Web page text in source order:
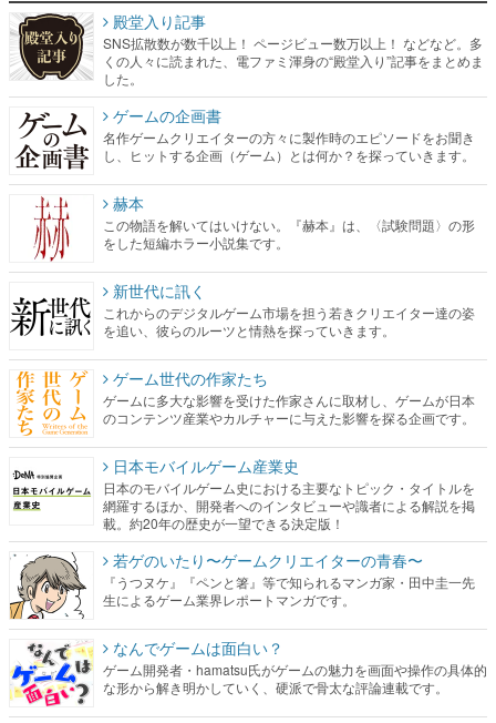
殿堂入り記事
SNS拡散数が数千以上！ ページビュー数万以上！ などなど。多
くの人々に読まれた、電ファミ渾身の“殿堂入り”記事をまとめま
した。
ゲームの企画書
名作ゲームクリエイターの方々に製作時のエピソードをお聞き
し、ヒットする企画（ゲーム）とは何か？を探っていきます。
赫本
この物語を解いてはいけない。『赫本』は、〈試験問題〉の形
をした短編ホラー小説集です。
新世代に訊く
これからのデジタルゲーム市場を担う若きクリエイター達の姿
を追い、彼らのルーツと情熱を探っていきます。
ゲーム世代の作家たち
ゲームに多大な影響を受けた作家さんに取材し、ゲームが日本
のコンテンツ産業やカルチャーに与えた影響を探る企画です。
日本モバイルゲーム産業史
日本のモバイルゲーム史における主要なトピック・タイトルを
網羅するほか、開発者へのインタビューや識者による解説を掲
載。約20年の歴史が一望できる決定版！
若ゲのいたり〜ゲームクリエイターの青春〜
『うつヌケ』『ペンと箸』等で知られるマンガ家・田中圭一先
生によるゲーム業界レポートマンガです。
なんでゲームは面白い？
ゲーム開発者・hamatsu氏がゲームの魅力を画面や操作の具体的
な形から解き明かしていく、硬派で骨太な評論連載です。